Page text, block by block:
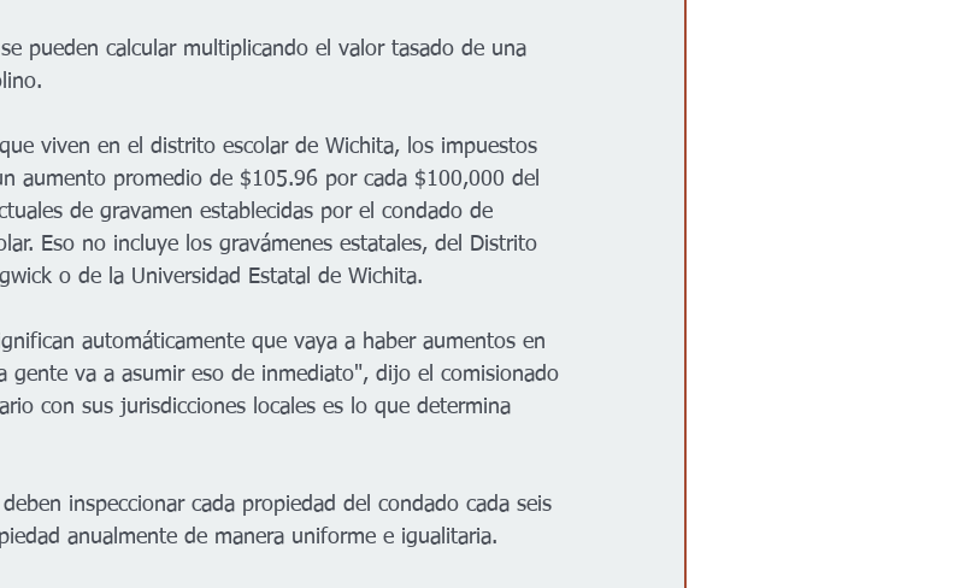
pueden calcular multiplicando el valor tasado de una
viven en el distrito escolar de Wichita, los impuestos
aumento promedio de $105.96 por cada $100,000 del
de gravamen establecidas por el condado de
Eso no incluye los gravámenes estatales, del Distrito
o de la Universidad Estatal de Wichita.
automáticamente que vaya a haber aumentos en
gente va a asumir eso de inmediato", dijo el comisionado
con sus jurisdicciones locales es lo que determina
inspeccionar cada propiedad del condado cada seis
anualmente de manera uniforme e igualitaria.